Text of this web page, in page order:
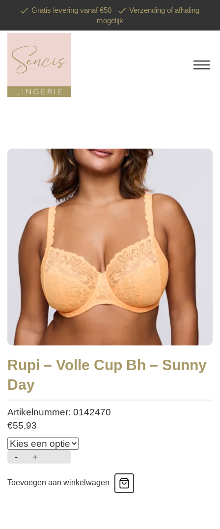
Gratis levering vanaf €50
Verzending of afhaling
mogelijk
Rupi – Volle Cup Bh – Sunny
Day
Artikelnummer: 0142470
€55,93
-
Rupi
Volle
+
Toevoegen aan winkelwagen